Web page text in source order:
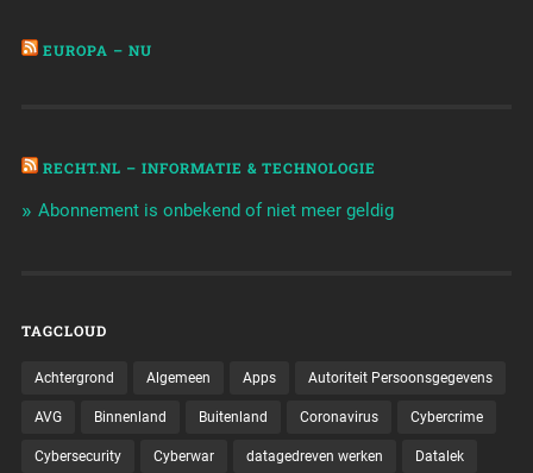
EUROPA – NU
RECHT.NL – INFORMATIE & TECHNOLOGIE
Abonnement is onbekend of niet meer geldig
TAGCLOUD
Achtergrond Algemeen Apps Autoriteit Persoonsgegevens
AVG Binnenland Buitenland Coronavirus Cybercrime
Cybersecurity Cyberwar datagedreven werken Datalek